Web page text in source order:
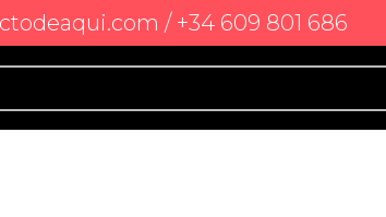
/ +34 609 801 686